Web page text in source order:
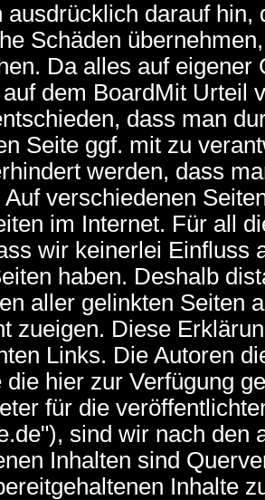
ausdrücklich darauf
Schäden
Da alles auf
dem BoardMit Urteil
dass man
Seite ggf. mit zu
werden, dass
verschiedenen
im Internet. Für all
wir keinerlei Einfluss
haben. Deshalb
aller gelinkten Seiten
zueigen. Diese
Links. Die Autoren
die hier zur Verfügung
für die
sind wir nach den
Inhalten sind
Inhalte